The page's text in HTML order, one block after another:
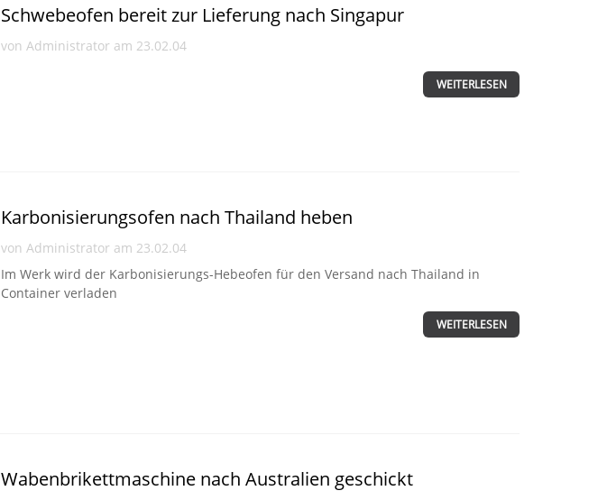
Schwebeofen bereit zur Lieferung nach Singapur
von Administrator am 23.02.04
WEITERLESEN
Karbonisierungsofen nach Thailand heben
von Administrator am 23.02.04
Im Werk wird der Karbonisierungs-Hebeofen für den Versand nach Thailand in
Container verladen
WEITERLESEN
Wabenbrikettmaschine nach Australien geschickt